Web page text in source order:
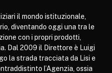
il mondo istituzionale,
diventando oggi una tra le
con i propri prodotti,
Dal 2009 il Direttore è Luigi
la strada tracciata da Lisi e
l’Agenzia, ossia